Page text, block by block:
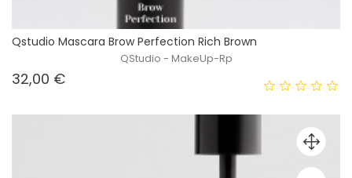
Qstudio Mascara Brow Perfection Rich Brown
QStudio - MakeUp-Rp
32,00 €Prezzo